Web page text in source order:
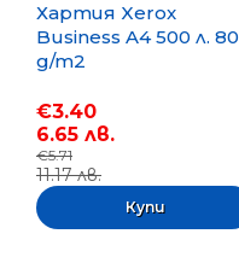
Хартия Xerox
Business A4 500 л. 80
g/m2
€3.40
6.65 лв.
€5.71
11.17 лв.